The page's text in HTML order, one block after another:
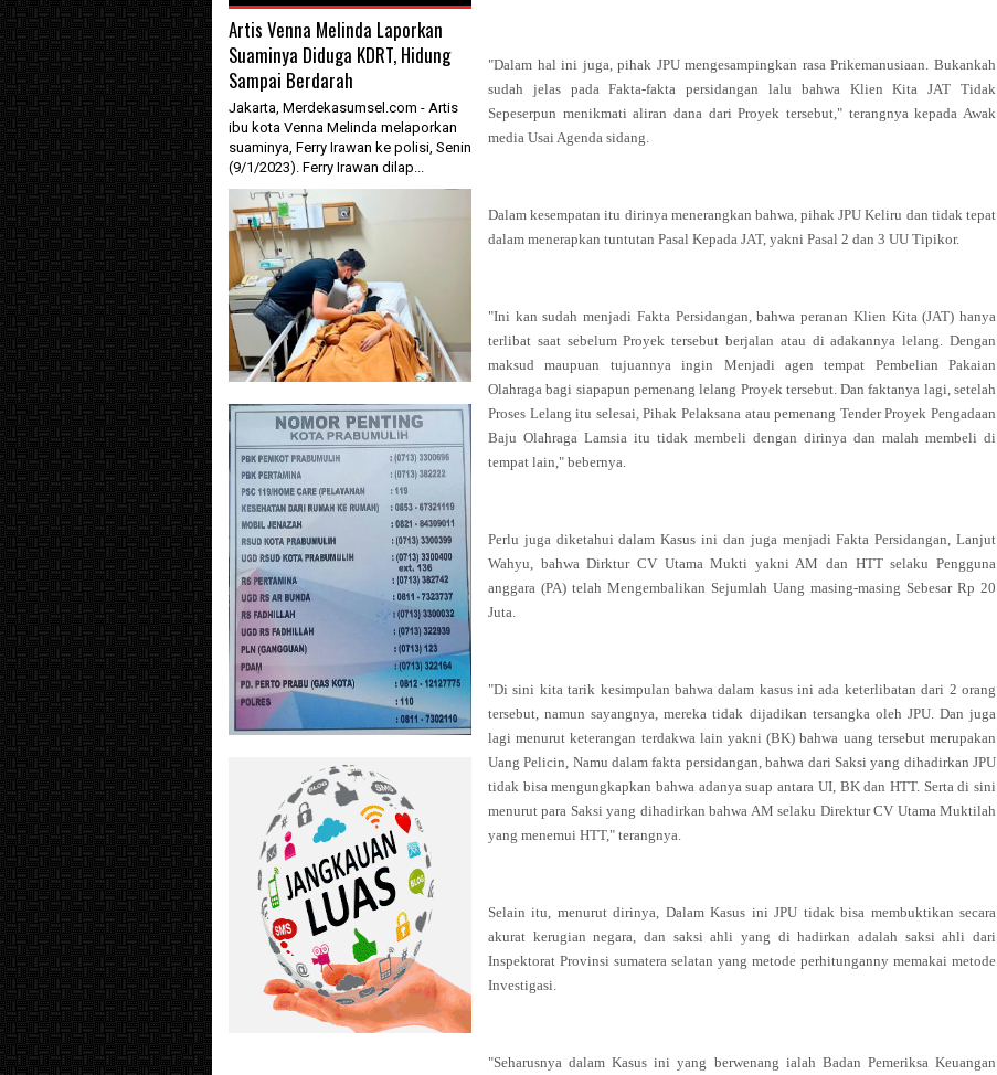
"Dalam hal ini juga, pihak JPU mengesampingkan rasa Prikemanusiaan. Bukankah
sudah jelas pada Fakta-fakta persidangan lalu bahwa Klien Kita JAT Tidak
Sepeserpun menikmati aliran dana dari Proyek tersebut," terangnya kepada Awak
media Usai Agenda sidang.
Dalam kesempatan itu dirinya menerangkan bahwa, pihak JPU Keliru dan tidak tepat
dalam menerapkan tuntutan Pasal Kepada JAT, yakni Pasal 2 dan 3 UU Tipikor.
"Ini kan sudah menjadi Fakta Persidangan, bahwa peranan Klien Kita (JAT) hanya
terlibat saat sebelum Proyek tersebut berjalan atau di adakannya lelang. Dengan
maksud maupuan tujuannya ingin Menjadi agen tempat Pembelian Pakaian
Olahraga bagi siapapun pemenang lelang Proyek tersebut. Dan faktanya lagi, setelah
Proses Lelang itu selesai, Pihak Pelaksana atau pemenang Tender Proyek Pengadaan
Baju Olahraga Lamsia itu tidak membeli dengan dirinya dan malah membeli di
tempat lain," bebernya.
Perlu juga diketahui dalam Kasus ini dan juga menjadi Fakta Persidangan, Lanjut
Wahyu, bahwa Dirktur CV Utama Mukti yakni AM dan HTT selaku Pengguna
anggara (PA) telah Mengembalikan Sejumlah Uang masing-masing Sebesar Rp 20
Juta.
"Di sini kita tarik kesimpulan bahwa dalam kasus ini ada keterlibatan dari 2 orang
tersebut, namun sayangnya, mereka tidak dijadikan tersangka oleh JPU. Dan juga
lagi menurut keterangan terdakwa lain yakni (BK) bahwa uang tersebut merupakan
Uang Pelicin, Namu dalam fakta persidangan, bahwa dari Saksi yang dihadirkan JPU
tidak bisa mengungkapkan bahwa adanya suap antara UI, BK dan HTT. Serta di sini
menurut para Saksi yang dihadirkan bahwa AM selaku Direktur CV Utama Muktilah
yang menemui HTT," terangnya.
Selain itu, menurut dirinya, Dalam Kasus ini JPU tidak bisa membuktikan secara
akurat kerugian negara, dan saksi ahli yang di hadirkan adalah saksi ahli dari
Inspektorat Provinsi sumatera selatan yang metode perhitunganny memakai metode
Investigasi.
"Seharusnya dalam Kasus ini yang berwenang ialah Badan Pemeriksa Keuangan
Artis Venna Melinda Laporkan
Suaminya Diduga KDRT, Hidung
Sampai Berdarah
Jakarta, Merdekasumsel.com - Artis
ibu kota Venna Melinda melaporkan
suaminya, Ferry Irawan ke polisi, Senin
(9/1/2023). Ferry Irawan dilap...